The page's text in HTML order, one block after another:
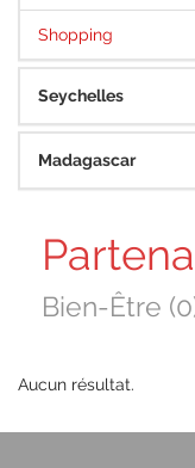
Shopping
Seychelles
Madagascar
Bien-Être
Aucun résultat.